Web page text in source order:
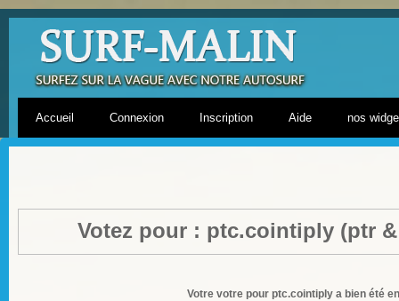
Accueil Connexion Inscription Aide nos
Votez pour : ptc.cointiply (ptr
Votre votre pour ptc.cointiply a bien été